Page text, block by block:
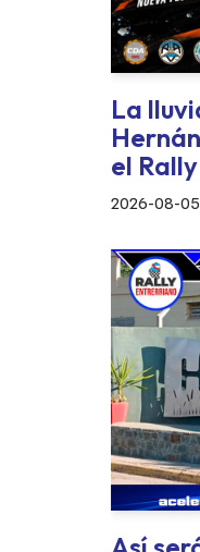
La
el Rally
2026-08-05